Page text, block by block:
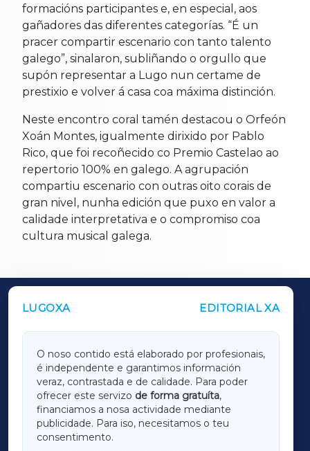
formacións participantes e, en especial, aos
gañadores das diferentes categorías. “É un
pracer compartir escenario con tanto talento
galego”, sinalaron, subliñando o orgullo que
supón representar a Lugo nun certame de
prestixio e volver á casa coa máxima distinción.
Neste encontro coral tamén destacou o Orfeón
Xoán Montes, igualmente dirixido por Pablo
Rico, que foi recoñecido co Premio Castelao ao
repertorio 100% en galego. A agrupación
compartiu escenario con outras oito corais de
gran nivel, nunha edición que puxo en valor a
calidade interpretativa e o compromiso coa
cultura musical galega.
LUGOXA EDITORIAL XA
O noso contido está elaborado por profesionais,
é independente e garantimos información
veraz, contrastada e de calidade. Para poder
ofrecer este servizo de forma gratuíta,
financiamos a nosa actividade mediante
publicidade. Para iso, necesitamos o teu
consentimento.
OUTROS PERIÓDICOS
LUGOXA
TERRACHAXA